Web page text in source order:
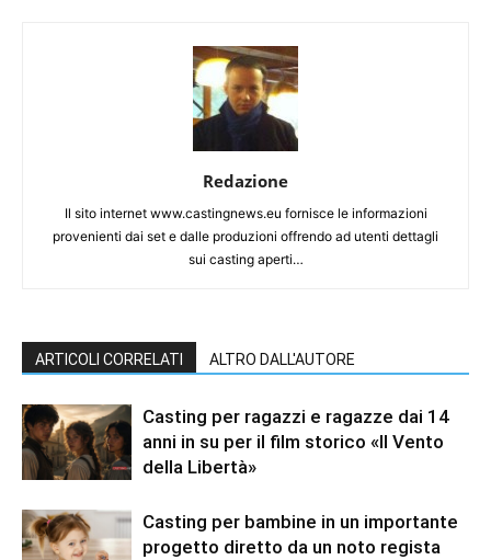
Redazione
Il sito internet www.castingnews.eu fornisce le informazioni
provenienti dai set e dalle produzioni offrendo ad utenti dettagli
sui casting aperti…
ARTICOLI CORRELATI ALTRO DALL'AUTORE
Casting per ragazzi e ragazze dai 14
anni in su per il film storico «Il Vento
della Libertà»
Casting per bambine in un importante
progetto diretto da un noto regista